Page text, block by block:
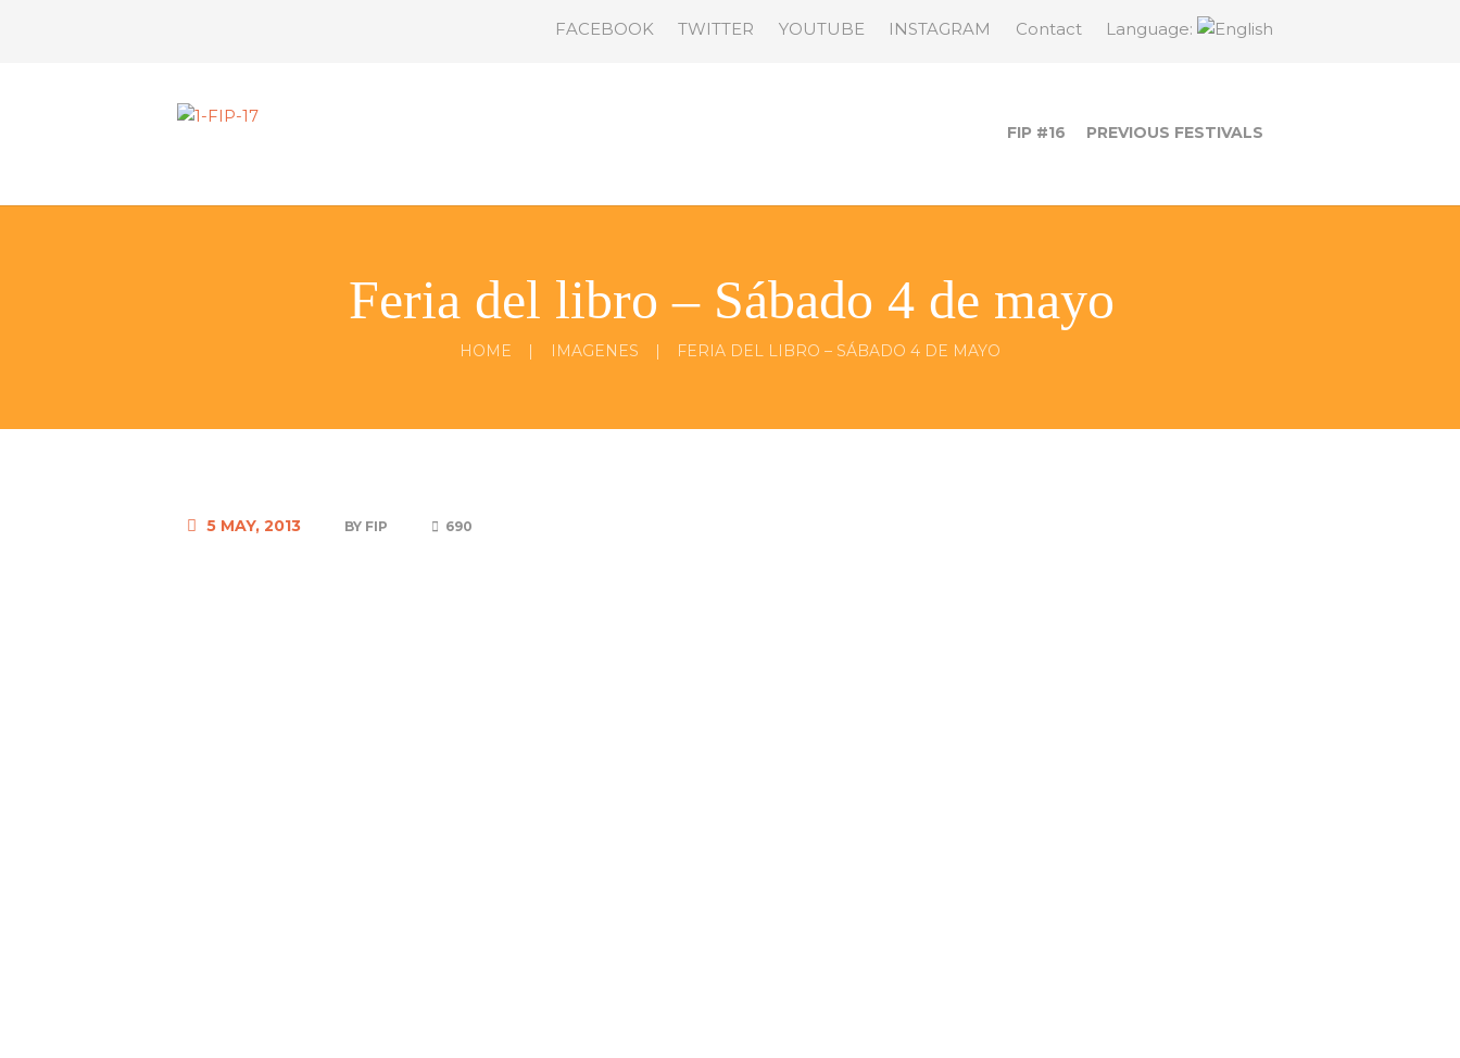
FACEBOOK TWITTER YOUTUBE INSTAGRAM Contact Language:
FIP #16 PREVIOUS FESTIVALS
Feria del libro – Sábado 4 de mayo
HOME IMAGENES FERIA DEL LIBRO – SÁBADO 4 DE MAYO
5 MAY, 2013 BY FIP 690